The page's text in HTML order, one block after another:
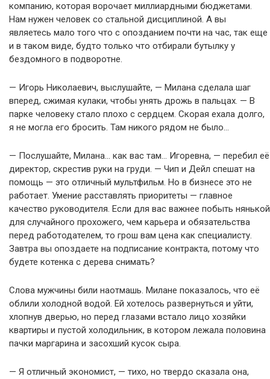
компанию, которая ворочает миллиардными бюджетами.
Нам нужен человек со стальной дисциплиной. А вы
являетесь мало того что с опозданием почти на час, так еще
и в таком виде, будто только что отбирали бутылку у
бездомного в подворотне.
— Игорь Николаевич, выслушайте, — Милана сделала шаг
вперед, сжимая кулаки, чтобы унять дрожь в пальцах. — В
парке человеку стало плохо с сердцем. Скорая ехала долго,
я не могла его бросить. Там никого рядом не было…
— Послушайте, Милана… как вас там… Игоревна, — перебил её
директор, скрестив руки на груди. — Чип и Дейл спешат на
помощь — это отличный мультфильм. Но в бизнесе это не
работает. Умение расставлять приоритеты — главное
качество руководителя. Если для вас важнее побыть нянькой
для случайного прохожего, чем карьера и обязательства
перед работодателем, то грош вам цена как специалисту.
Завтра вы опоздаете на подписание контракта, потому что
будете котенка с дерева снимать?
Слова мужчины били наотмашь. Милане показалось, что её
облили холодной водой. Ей хотелось развернуться и уйти,
хлопнув дверью, но перед глазами встало лицо хозяйки
квартиры и пустой холодильник, в котором лежала половина
пачки маргарина и засохший кусок сыра.
— Я отличный экономист, — тихо, но твердо сказала она,